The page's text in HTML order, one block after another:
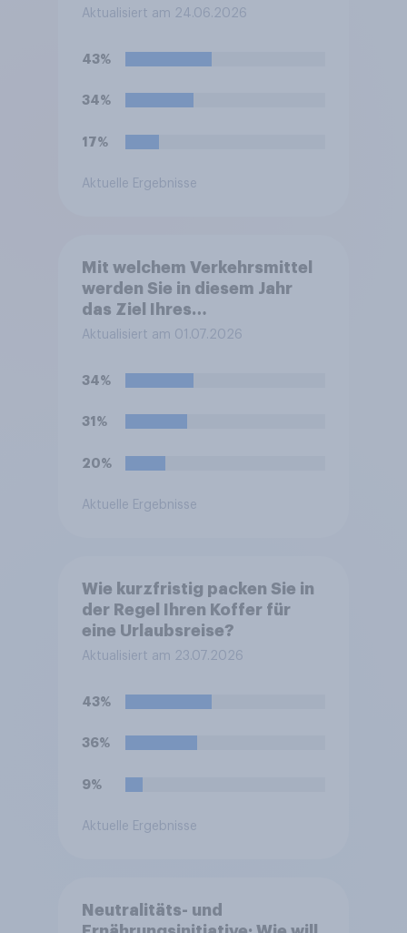
Sie alle zutreffenden
Aktualisiert am 24.06.2026
43%
34%
17%
Aktuelle Ergebnisse
Mit welchem Verkehrsmittel
werden Sie in diesem Jahr
das Ziel Ihres
Sommerurlaubes erreichen?
Verkehrsmittel aus, mit dem
Sie die größte Strecke zu
Ihrem Ziel zurücklegen.
Aktualisiert am 01.07.2026
34%
31%
20%
Aktuelle Ergebnisse
Wie kurzfristig packen Sie in
der Regel Ihren Koffer für
eine Urlaubsreise?
Aktualisiert am 23.07.2026
43%
36%
9%
Aktuelle Ergebnisse
Neutralitäts- und